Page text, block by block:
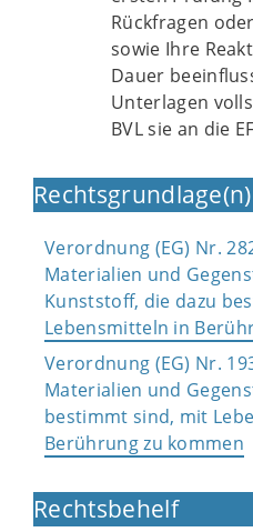
Rückfragen
sowie Ihre
Dauer
Unterlagen
BVL sie an die
Rechtsgrundlage(n)
Verordnung (EG) Nr.
Materialien und
Kunststoff, die dazu
Lebensmitteln in
Verordnung (EG) Nr.
Materialien und
bestimmt sind, mit
Berührung zu kommen
Rechtsbehelf